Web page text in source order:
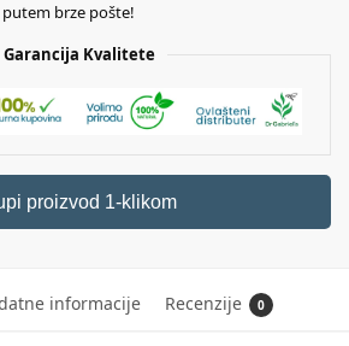
brze pošte!
Garancija Kvalitete
proizvod 1-klikom
informacije Recenzije 0